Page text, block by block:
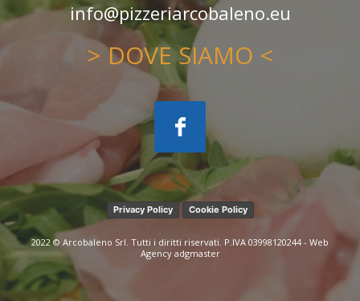
info@pizzeriarcobaleno.eu
> DOVE SIAMO <
Privacy Policy Cookie Policy
2022 © Arcobaleno Srl. Tutti i diritti riservati. P.IVA 03998120244 - Web
Agency adgmaster